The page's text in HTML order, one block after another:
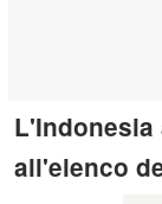
L'Indonesia
all'elenco